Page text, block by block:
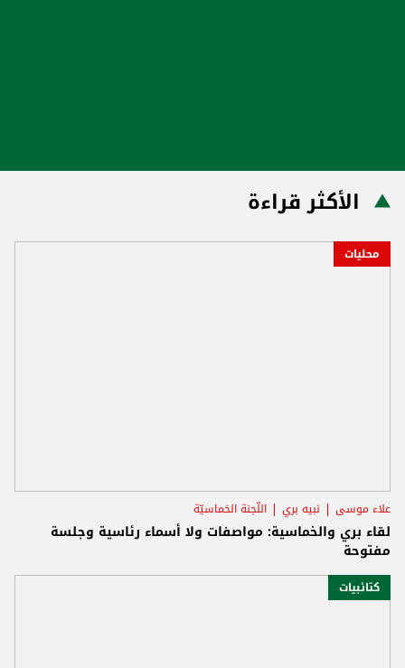
الأكثر قراءة
محليات
علاء موسى نبيه بري اللّجنة الخماسيّة
لقاء بري والخماسية: مواصفات ولا أسماء رئاسية وجلسة
مفتوحة
كتائبيات